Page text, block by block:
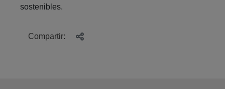
sostenibles.
Compartir: